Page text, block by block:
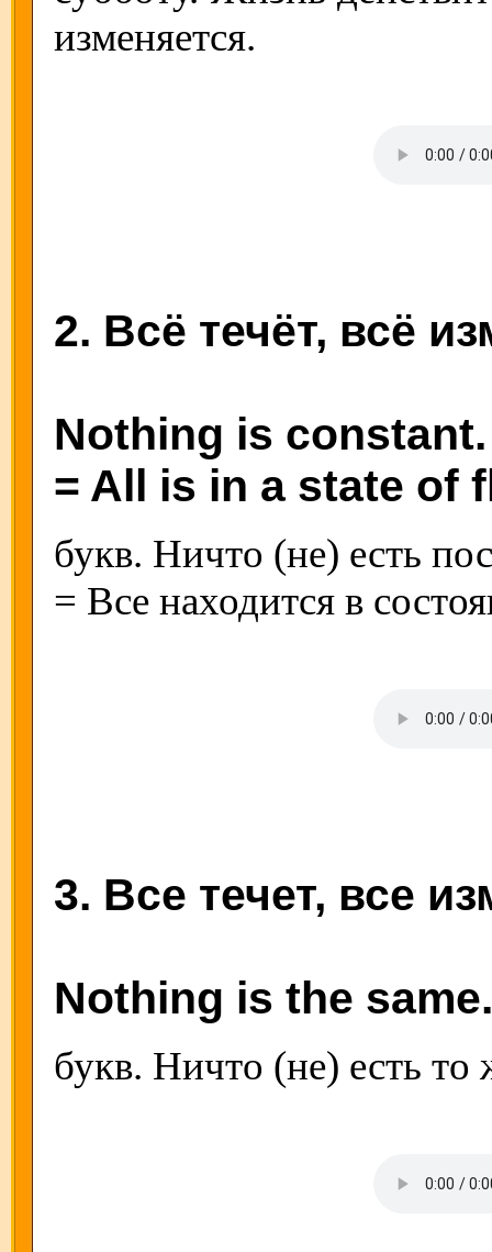
изменяется.
2. Всё течёт, всё
Nothing is constant.
= All is in a state of
букв. Ничто (не) есть
= Все находится в
3. Все течет, все
Nothing is the same.
букв. Ничто (не) есть то